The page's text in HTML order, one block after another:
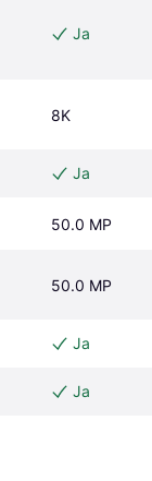
Ja
8K
Ja
50.0 MP
50.0 MP
Ja
Ja